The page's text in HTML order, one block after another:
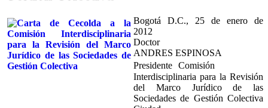
Bogotá D.C., 25 de enero de
2012
Doctor
ANDRES ESPINOSA
Presidente Comisión
Interdisciplinaria para la Revisión
del Marco Jurídico de las
Sociedades de Gestión Colectiva